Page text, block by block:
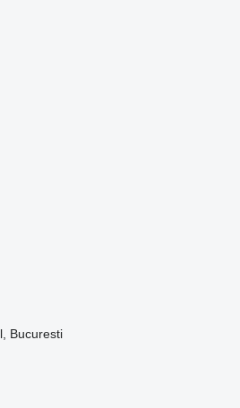
Bucuresti